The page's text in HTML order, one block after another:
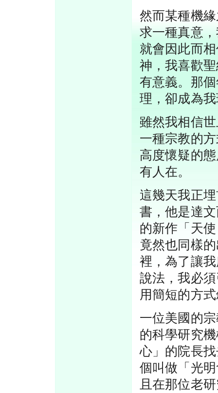
然而某種機
求一種真意
就會因此而
神，我喜歡
有意義。那
理，卻成為
雖然我相信
一種宗教的
高度懷疑的
有人在。
這幾天我正
書，他是達
的新作「天
竟然也同樣
裡，為了讓
說法，我必
用簡短的方
一位美國的
的科學研究
心」的院長
個叫做「光
且在那位老